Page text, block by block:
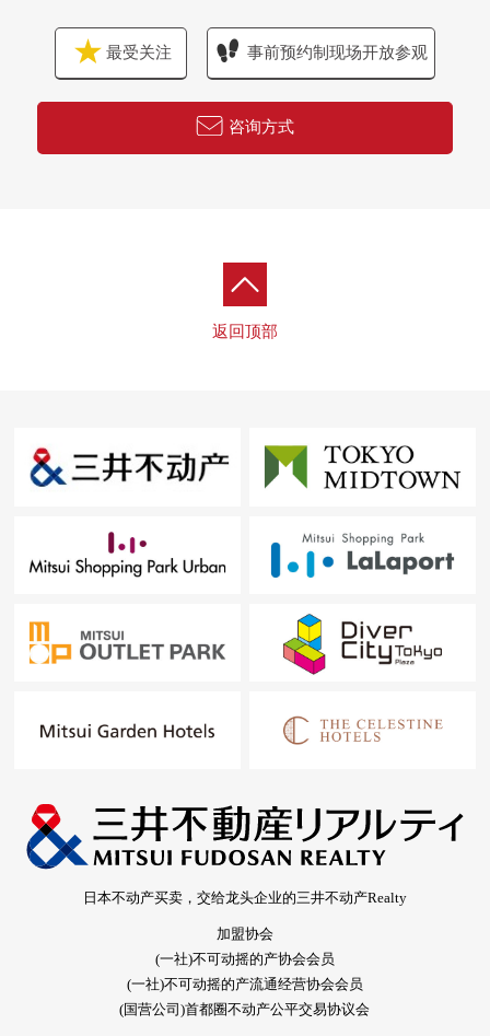
最受关注 事前预约制现场开放参观
咨询方式
返回顶部
日本不动产买卖，交给龙头企业的三井不动产Realty
加盟协会
(一社)不可动摇的产协会会员
(一社)不可动摇的产流通经营协会会员
(国营公司)首都圈不动产公平交易协议会